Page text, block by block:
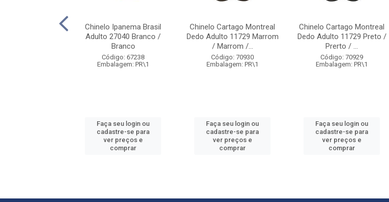
Chinelo Ipanema Brasil
Adulto 27040 Branco /
Branco
Código: 67238
Embalagem: PR\1
Faça seu login ou
cadastre-se para
ver preços e
comprar
Chinelo Cartago Montreal
Dedo Adulto 11729 Marrom
/ Marrom /...
Código: 70930
Embalagem: PR\1
Faça seu login ou
cadastre-se para
ver preços e
comprar
Chinelo Cartago Montreal
Dedo Adulto 11729 Preto /
Prerto / ...
Código: 70929
Embalagem: PR\1
Faça seu login ou
cadastre-se para
ver preços e
comprar